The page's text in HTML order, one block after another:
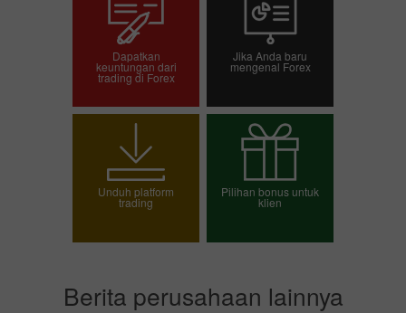
Dapatkan
keuntungan dari
trading di Forex
Jika Anda baru
mengenal Forex
Buka akun demo
Unduh platform
trading
Pilihan bonus untuk
klien
Berita perusahaan lainnya